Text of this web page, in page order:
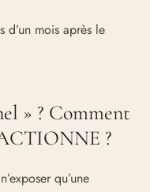
d’un mois après le
» ? Comment
?
qu’une